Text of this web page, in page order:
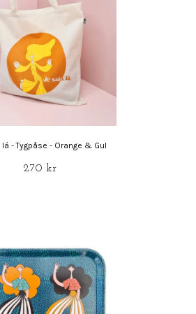
- Tygpåse - Orange & Gul
270 kr